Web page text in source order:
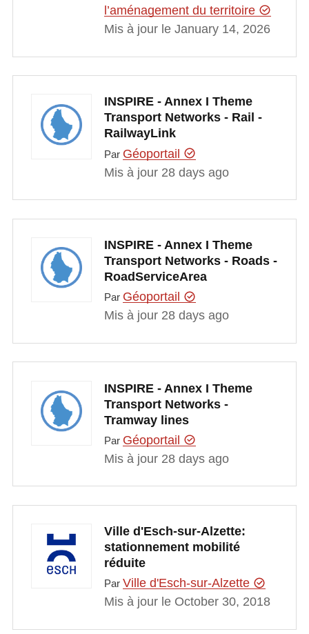
l’aménagement du territoire
Mis à jour le January 14, 2026
INSPIRE - Annex I Theme
Transport Networks - Rail -
RailwayLink
Par Géoportail
Mis à jour 28 days ago
INSPIRE - Annex I Theme
Transport Networks - Roads -
RoadServiceArea
Par Géoportail
Mis à jour 28 days ago
INSPIRE - Annex I Theme
Transport Networks -
Tramway lines
Par Géoportail
Mis à jour 28 days ago
Ville d'Esch-sur-Alzette:
stationnement mobilité
réduite
Par Ville d'Esch-sur-Alzette
Mis à jour le October 30, 2018